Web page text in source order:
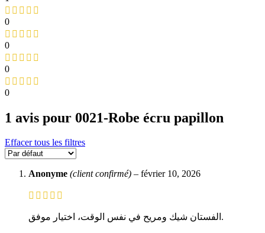
0
0
0
0
1 avis pour 0021-Robe écru papillon
Effacer tous les filtres
Anonyme (client confirmé) – février 10, 2026
الفستان شيك ومريح في نفس الوقت، اختيار موفق.